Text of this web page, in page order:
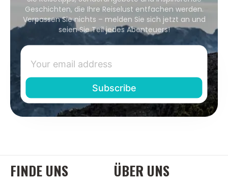
Geschichten, die Ihre Reiselust entfachen werden.
Verpassen Sie nichts – melden Sie sich jetzt an und
seien Sie Teil jedes Abenteuers!
FINDE UNS ÜBER UNS